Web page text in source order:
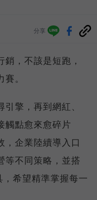
分享
，不該是短跑，
。
擎，再到網紅、
觸點愈來愈碎片
，企業陸續導入口
等不同策略，並搭
希望精準掌握每一